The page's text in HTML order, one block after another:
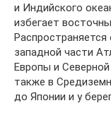
и Индийского
избегает
западной части
Европы и
также в
до Японии и у